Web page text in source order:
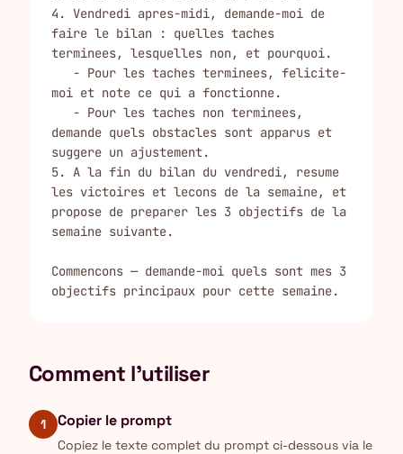
4. Vendredi apres-midi, demande-moi de
faire le bilan : quelles taches
terminees, lesquelles non, et pourquoi.
moi et note ce qui a fonctionne.
demande quels obstacles sont apparus et
suggere un ajustement.
5. A la fin du bilan du vendredi, resume
les victoires et lecons de la semaine, et
propose de preparer les 3 objectifs de la
semaine suivante.
Commencons — demande-moi quels sont mes 3
objectifs principaux pour cette semaine.
Comment l'utiliser
1 Copier le prompt
Copiez le texte complet du prompt ci-dessous via le